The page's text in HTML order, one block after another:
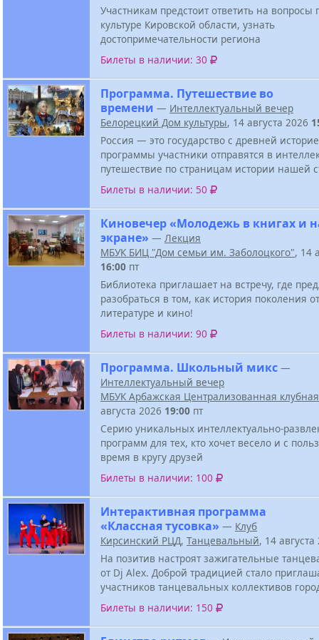
Участникам предстоит ответить на вопросы
культуре Кировской области, узнать
достопримечательности региона
Билеты в наличии: 30
Программа. Путешествие во
времени — Интеллектуальный вечер
Белорецкий Дом культуры, 14 августа 2026
Россия — это государство с древней
программы участники отправятся в
путешествие по страницам истории нашей
Билеты в наличии: 50
Киновечер «Молодежь в книгах и
экране» — Лекция
МБУК БИЦ "Дом семьи им. Заболоцкого", 14
16:00 пт
Библиотека приглашает на встречу, где
разобраться в том, как история поколения
литературе и кино!
Билеты в наличии: 90
Программа. Школьный микс —
Интеллектуальный вечер
МБУК Арбажская Централизованная
августа 2026 19:00 пт
Серию уникальных интеллектуально-
программ для тех, кто хочет весело и с
время в кругу друзей
Билеты в наличии: 100
Интерактивная программа
«Классная тусовка» — Клуб
Кирсинский РЦД, Танцевальный, 14
На позитив настроят зажигательные
от Dj Alex. Доброй традицией стало
участников танцевальных коллективов
Билеты в наличии: 150